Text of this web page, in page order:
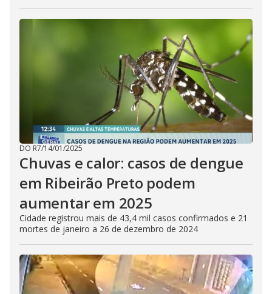
DO R7/14/01/2025
Chuvas e calor: casos de dengue
em Ribeirão Preto podem
aumentar em 2025
Cidade registrou mais de 43,4 mil casos confirmados e 21
mortes de janeiro a 26 de dezembro de 2024